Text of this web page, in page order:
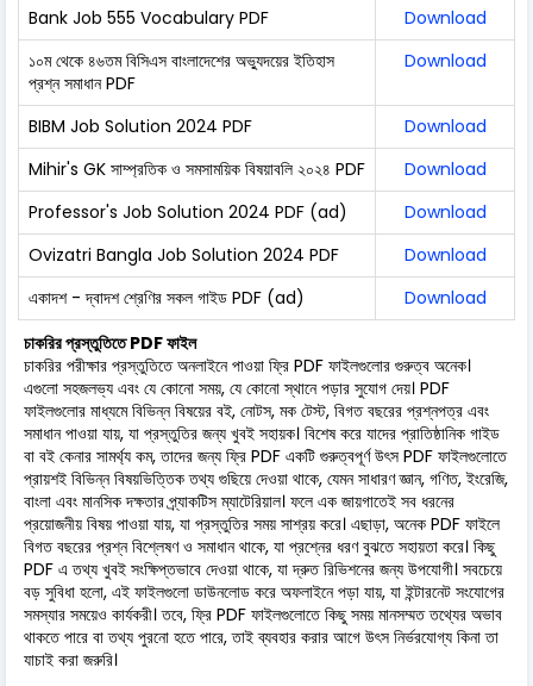
Bank Job 555 Vocabulary PDF
Download
১০ম থেকে ৪৬তম বিসিএস বাংলাদেশের অভ্যুদয়ের ইতিহাস
প্রশ্ন সমাধান PDF
Download
BIBM Job Solution 2024 PDF
Download
Mihir's GK সাম্প্রতিক ও সমসাময়িক বিষয়াবলি ২০২৪ PDF
Download
Professor's Job Solution 2024 PDF (ad)
Download
Ovizatri Bangla Job Solution 2024 PDF
Download
একাদশ - দ্বাদশ শ্রেণির সকল গাইড PDF (ad)
Download
চাকরির প্রস্তুতিতে PDF ফাইল
চাকরির পরীক্ষার প্রস্তুতিতে অনলাইনে পাওয়া ফ্রি PDF ফাইলগুলোর গুরুত্ব অনেক।
এগুলো সহজলভ্য এবং যে কোনো সময়, যে কোনো স্থানে পড়ার সুযোগ দেয়। PDF
ফাইলগুলোর মাধ্যমে বিভিন্ন বিষয়ের বই, নোটস, মক টেস্ট, বিগত বছরের প্রশ্নপত্র এবং
সমাধান পাওয়া যায়, যা প্রস্তুতির জন্য খুবই সহায়ক। বিশেষ করে যাদের প্রাতিষ্ঠানিক গাইড
বা বই কেনার সামর্থ্য কম, তাদের জন্য ফ্রি PDF একটি গুরুত্বপূর্ণ উৎস PDF ফাইলগুলোতে
প্রায়শই বিভিন্ন বিষয়ভিত্তিক তথ্য গুছিয়ে দেওয়া থাকে, যেমন সাধারণ জ্ঞান, গণিত, ইংরেজি,
বাংলা এবং মানসিক দক্ষতার প্র্যাকটিস ম্যাটেরিয়াল। ফলে এক জায়গাতেই সব ধরনের
প্রয়োজনীয় বিষয় পাওয়া যায়, যা প্রস্তুতির সময় সাশ্রয় করে। এছাড়া, অনেক PDF ফাইলে
বিগত বছরের প্রশ্ন বিশ্লেষণ ও সমাধান থাকে, যা প্রশ্নের ধরণ বুঝতে সহায়তা করে। কিছু
PDF এ তথ্য খুবই সংক্ষিপ্তভাবে দেওয়া থাকে, যা দ্রুত রিভিশনের জন্য উপযোগী। সবচেয়ে
বড় সুবিধা হলো, এই ফাইলগুলো ডাউনলোড করে অফলাইনে পড়া যায়, যা ইন্টারনেট সংযোগের
সমস্যার সময়েও কার্যকরী। তবে, ফ্রি PDF ফাইলগুলোতে কিছু সময় মানসম্মত তথ্যের অভাব
থাকতে পারে বা তথ্য পুরনো হতে পারে, তাই ব্যবহার করার আগে উৎস নির্ভরযোগ্য কিনা তা
যাচাই করা জরুরি।